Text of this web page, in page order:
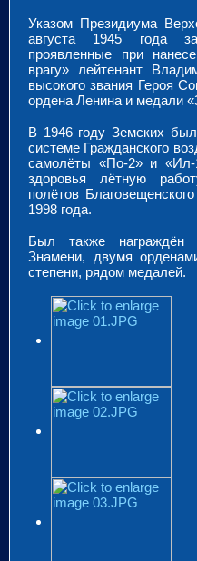
Указом Президиума
августа 1945 года
проявленные при
врагу» лейтенант
высокого звания Героя
ордена Ленина и медали
В 1946 году Земских
системе Гражданского
самолёты «По-2» и «Ил-
здоровья лётную
полётов
1998 года.
Был также награждён
Знамени, двумя
степени, рядом медалей.